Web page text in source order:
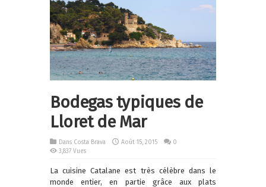
Bodegas typiques de
Lloret de Mar
Dans Costa Brava Août 15, 2015
0
3,837 Vues
La cuisine Catalane est très célèbre dans le
monde entier, en partie grâce aux plats